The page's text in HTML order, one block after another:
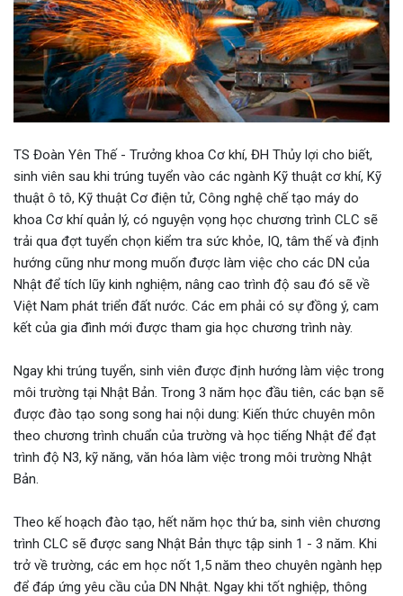
TS Đoàn Yên Thế - Trưởng khoa Cơ khí, ĐH Thủy lợi cho biết,
sinh viên sau khi trúng tuyển vào các ngành Kỹ thuật cơ khí, Kỹ
thuật ô tô, Kỹ thuật Cơ điện tử, Công nghệ chế tạo máy do
khoa Cơ khí quản lý, có nguyện vọng học chương trình CLC sẽ
trải qua đợt tuyển chọn kiểm tra sức khỏe, IQ, tâm thế và định
hướng cũng như mong muốn được làm việc cho các DN của
Nhật để tích lũy kinh nghiệm, nâng cao trình độ sau đó sẽ về
Việt Nam phát triển đất nước. Các em phải có sự đồng ý, cam
kết của gia đình mới được tham gia học chương trình này.
Ngay khi trúng tuyển, sinh viên được định hướng làm việc trong
môi trường tại Nhật Bản. Trong 3 năm học đầu tiên, các bạn sẽ
được đào tạo song song hai nội dung: Kiến thức chuyên môn
theo chương trình chuẩn của trường và học tiếng Nhật để đạt
trình độ N3, kỹ năng, văn hóa làm việc trong môi trường Nhật
Bản.
Theo kế hoạch đào tạo, hết năm học thứ ba, sinh viên chương
trình CLC sẽ được sang Nhật Bản thực tập sinh 1 - 3 năm. Khi
trở về trường, các em học nốt 1,5 năm theo chuyên ngành hẹp
để đáp ứng yêu cầu của DN Nhật. Ngay khi tốt nghiệp, thông